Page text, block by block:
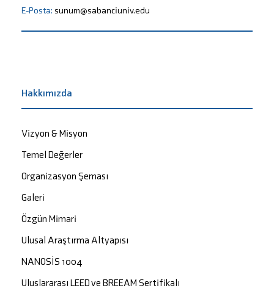
E-Posta: sunum@sabanciuniv.edu
Hakkımızda
Vizyon & Misyon
Temel Değerler
Organizasyon Şeması
Galeri
Özgün Mimari
Ulusal Araştırma Altyapısı
NANOSİS 1004
Uluslararası LEED ve BREEAM Sertifikalı